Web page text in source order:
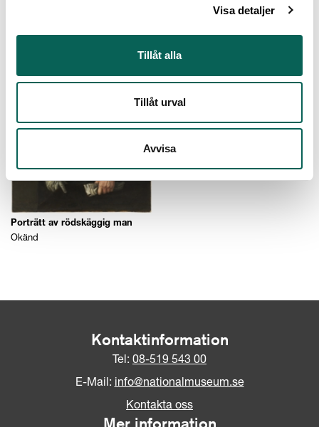
Visa detaljer
Tillåt alla
Tillåt urval
Avvisa
Lorenzo Lotto (1480 - 1556)
Porträtt av rödskäggig man
Okänd
Kontaktinformation
Tel: 08-519 543 00
E-Mail: info@nationalmuseum.se
Kontakta oss